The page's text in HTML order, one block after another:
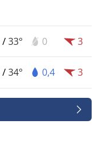
/33° 0 3
/34° 0,4 3